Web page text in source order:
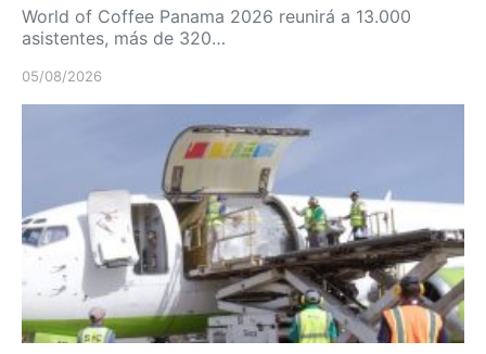
World of Coffee Panama 2026 reunirá a 13.000
asistentes, más de 320…
05/08/2026